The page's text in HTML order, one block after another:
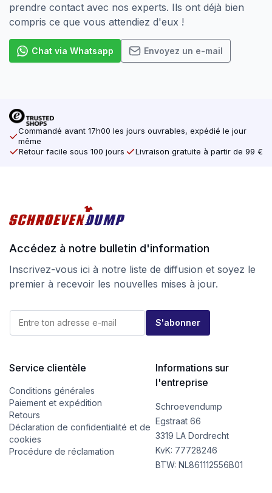
prendre contact avec nos experts. Ils ont déjà bien
compris ce que vous attendiez d'eux !
Chat via Whatsapp Envoyez un e-mail
Commandé avant 17h00 les jours ouvrables, expédié le jour
même
Retour facile sous 100 jours
Livraison gratuite à partir de 99 €
Accédez à notre bulletin d'information
Inscrivez-vous ici à notre liste de diffusion et soyez le
premier à recevoir les nouvelles mises à jour.
a
E
m
a
i
l
E
-
m
E
m
l
S'abonner
Service clientèle
Conditions générales
Paiement et expédition
Retours
Déclaration de confidentialité et de
cookies
Procédure de réclamation
Informations sur
l'entreprise
Schroevendump
Egstraat 66
3319 LA Dordrecht
KvK: 77728246
BTW: NL861112556B01